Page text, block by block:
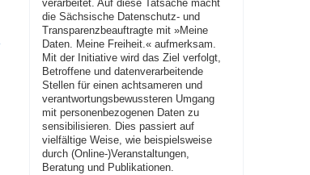
verarbeitet. Auf diese Tatsache macht
die Sächsische Datenschutz- und
Transparenzbeauftragte mit »Meine
Daten. Meine Freiheit.« aufmerksam.
Mit der Initiative wird das Ziel verfolgt,
Betroffene und datenverarbeitende
Stellen für einen achtsameren und
verantwortungsbewussteren Umgang
mit personenbezogenen Daten zu
sensibilisieren. Dies passiert auf
vielfältige Weise, wie beispielsweise
durch (Online-)Veranstaltungen,
Beratung und Publikationen.